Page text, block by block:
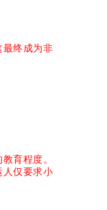
最终成为非
育程度。
人仅要求小